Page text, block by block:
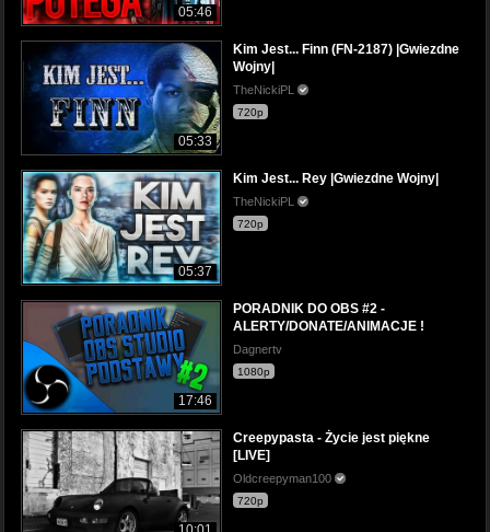
05:46
05:33
Kim Jest... Finn (FN-2187) |Gwiezdne
Wojny|
TheNickiPL
720p
05:37
Kim Jest... Rey |Gwiezdne Wojny|
TheNickiPL
720p
17:46
PORADNIK DO OBS #2 -
ALERTY/DONATE/ANIMACJE !
Dagnertv
1080p
Creepypasta - Życie jest piękne
[LIVE]
Oldcreepyman100
720p